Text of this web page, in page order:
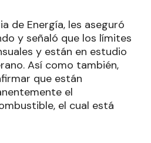
de Energía, les aseguró
y señaló que los límites
y están en estudio
Así como también,
que están
el
el cual está